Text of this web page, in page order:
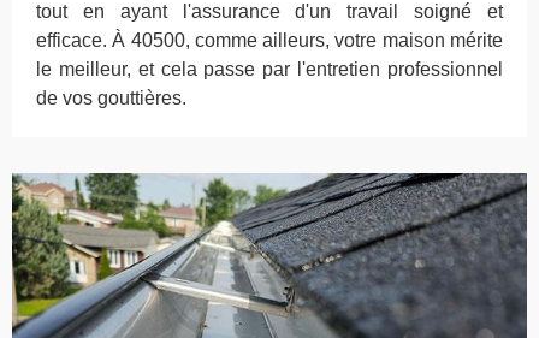
tout en ayant l'assurance d'un travail soigné et
efficace. À 40500, comme ailleurs, votre maison mérite
le meilleur, et cela passe par l'entretien professionnel
de vos gouttières.